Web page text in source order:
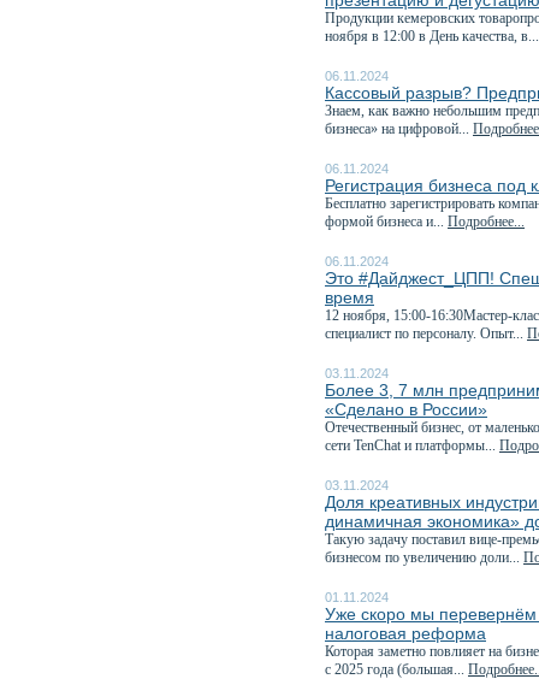
Продукции кемеровских
ноября в 12:00 в День качества,
06.11.2024
Кассовый разрыв?
Знаем, как важно небольшим
бизнеса» на цифровой...
06.11.2024
Регистрация бизнеса под
Бесплатно зарегистрировать
формой бизнеса и... Подробнее...
06.11.2024
Это #Дайджест_ЦПП!
время
12 ноября, 15:00-16:30Мастер-
специалист по персоналу. Опыт...
03.11.2024
Более 3, 7 млн
«Сделано в России»
Отечественный бизнес, от
сети TenChat и платформы...
03.11.2024
Доля креативных
динамичная экономика»
Такую задачу поставил вице-
бизнесом по увеличению доли...
01.11.2024
Уже скоро мы перевернём
налоговая реформа
Которая заметно повлияет на
с 2025 года (большая...